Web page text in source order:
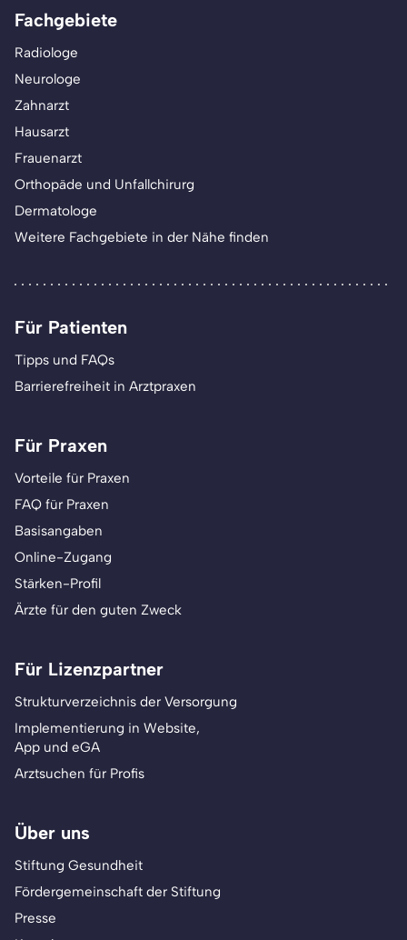
Fachgebiete
Radiologe
Neurologe
Zahnarzt
Hausarzt
Frauenarzt
Orthopäde und Unfallchirurg
Dermatologe
Weitere Fachgebiete in der Nähe finden
Für Patienten
Tipps und FAQs
Barrierefreiheit in Arztpraxen
Für Praxen
Vorteile für Praxen
FAQ für Praxen
Basisangaben
Online-Zugang
Stärken-Profil
Ärzte für den guten Zweck
Für Lizenzpartner
Strukturverzeichnis der Versorgung
Implementierung in Website,
App und eGA
Arztsuchen für Profis
Über uns
Stiftung Gesundheit
Fördergemeinschaft der Stiftung
Presse